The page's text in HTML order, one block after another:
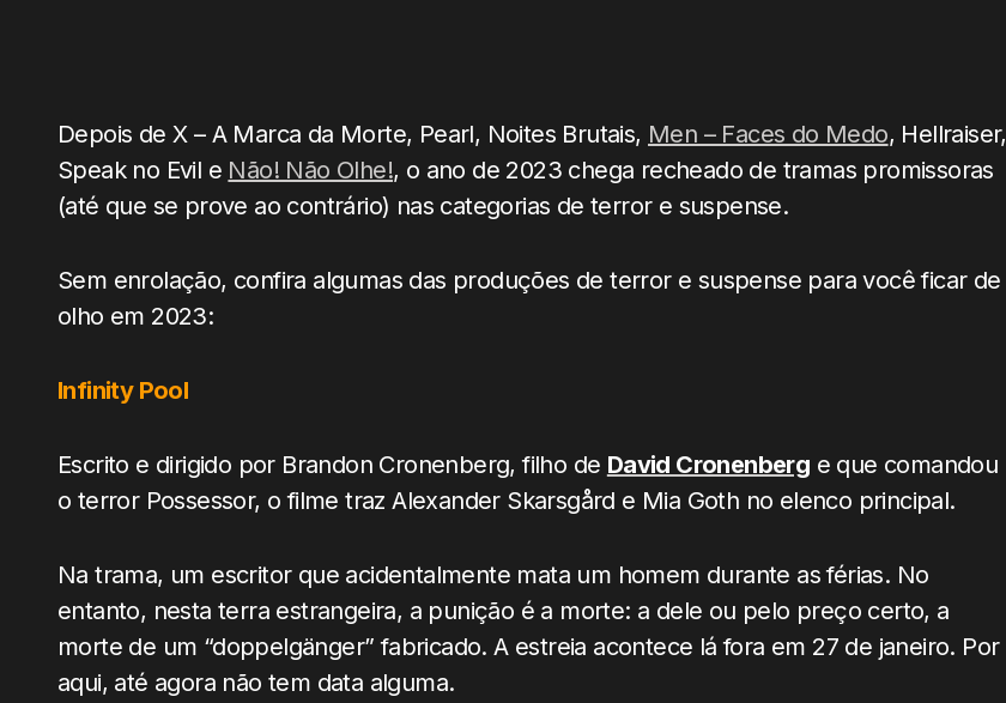
Depois de X – A Marca da Morte, Pearl, Noites Brutais, Men – Faces do Medo, Hellraiser,
Speak no Evil e Não! Não Olhe!, o ano de 2023 chega recheado de tramas promissoras
(até que se prove ao contrário) nas categorias de terror e suspense.
Sem enrolação, confira algumas das produções de terror e suspense para você ficar de
olho em 2023:
Infinity Pool
Escrito e dirigido por Brandon Cronenberg, filho de David Cronenberg e que comandou
o terror Possessor, o filme traz Alexander Skarsgård e Mia Goth no elenco principal.
Na trama, um escritor que acidentalmente mata um homem durante as férias. No
entanto, nesta terra estrangeira, a punição é a morte: a dele ou pelo preço certo, a
morte de um “doppelgänger” fabricado. A estreia acontece lá fora em 27 de janeiro. Por
aqui, até agora não tem data alguma.